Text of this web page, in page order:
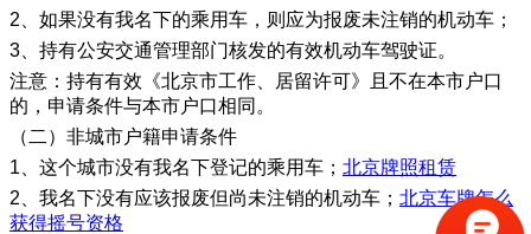
2、如果没有我名下的乘用车，则应为报废未注销的机动车；
3、持有公安交通管理部门核发的有效机动车驾驶证。
注意：持有有效《北京市工作、居留许可》且不在本市户口
的，申请条件与本市户口相同。
（二）非城市户籍申请条件
1、这个城市没有我名下登记的乘用车； 北京牌照租赁
2、我名下没有应该报废但尚未注销的机动车； 北京车牌怎么
获得摇号资格